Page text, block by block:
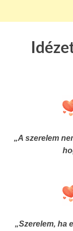
„A szerelem
„Szerelem, ha